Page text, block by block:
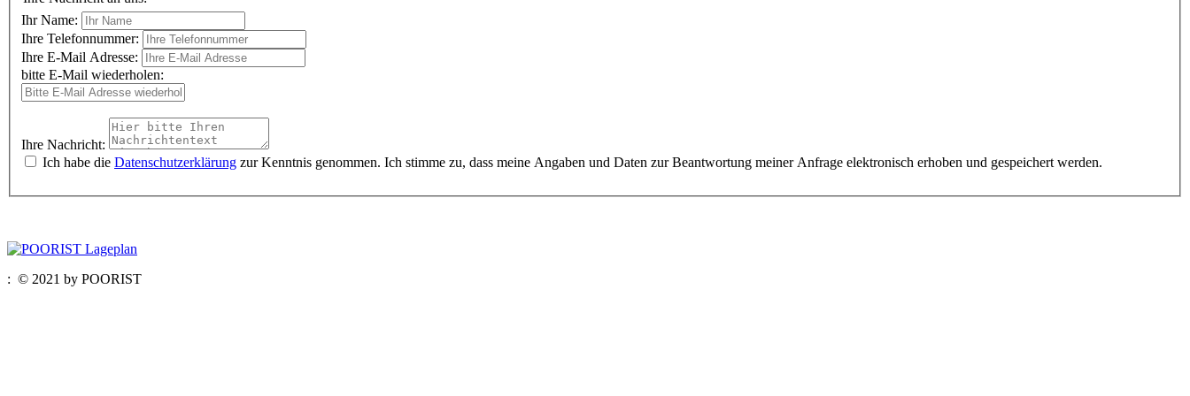
Ihr Name:
Ihre Telefonnummer:
Ihre E-Mail Adresse:
bitte E-Mail wiederholen:
Ihre Nachricht:
Ich habe die Datenschutzerklärung zur Kenntnis genommen. Ich stimme zu, dass meine Angaben und Daten zur Beantwortung meiner Anfrage elektronisch erhoben und gespeichert werden.
: © 2021 by POORIST